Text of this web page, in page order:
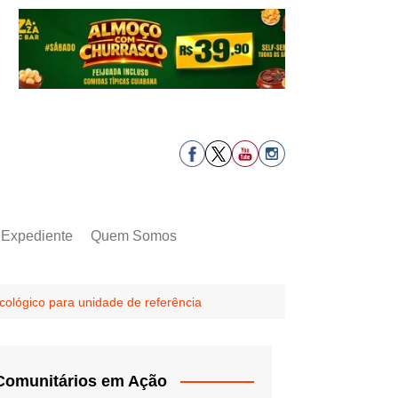
Expediente Quem Somos
para unidade de referência
em Ação